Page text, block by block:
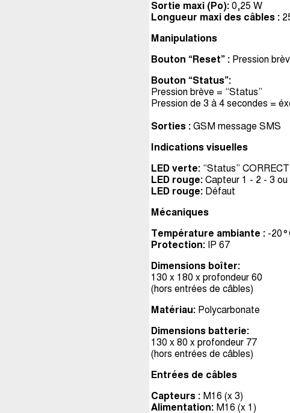
Sortie maxi (Po): 0,25 W
Longueur maxi des câbles :
Manipulations
Bouton “Reset” : Pression
Bouton “Status”:
Pression brève = “Status”
Pression de 3 à 4 secondes =
Sorties : GSM message SMS
Indications visuelles
LED verte: “Status”
LED rouge: Capteur 1 - 2 - 3
LED rouge: Défaut
Mécaniques
Température ambiante : -
Protection: IP 67
Dimensions boîter:
130 x 180 x profondeur 60
(hors entrées de câbles)
Matériau: Polycarbonate
Dimensions batterie:
130 x 80 x profondeur 77
(hors entrées de câbles)
Entrées de câbles
Capteurs : M16 (x 3)
Alimentation: M16 (x 1)